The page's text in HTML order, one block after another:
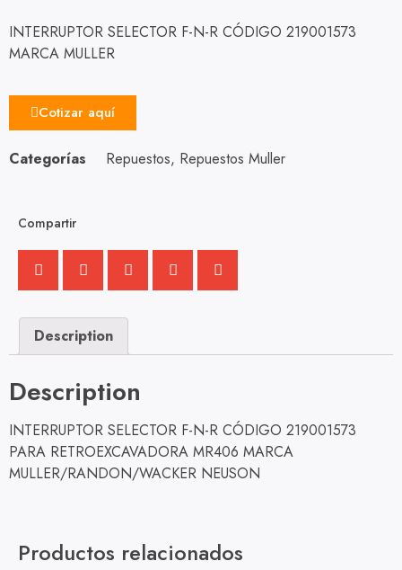
INTERRUPTOR SELECTOR F-N-R CÓDIGO 219001573
MARCA MULLER
Cotizar aquí
Categorías Repuestos, Repuestos Muller
Compartir
Description
Description
INTERRUPTOR SELECTOR F-N-R CÓDIGO 219001573
PARA RETROEXCAVADORA MR406 MARCA
MULLER/RANDON/WACKER NEUSON
Productos relacionados